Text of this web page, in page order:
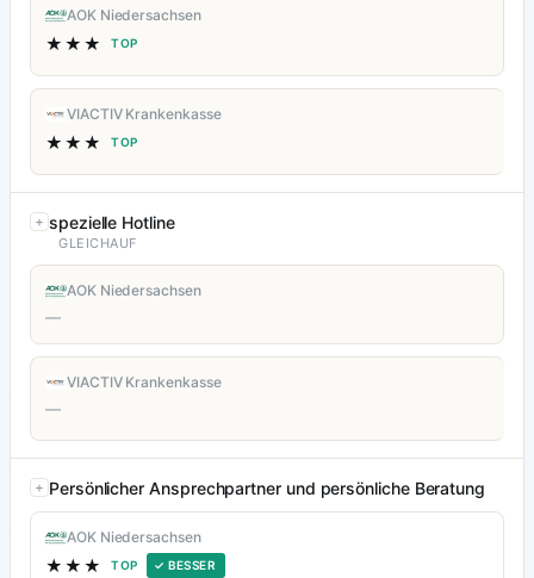
AOK Niedersachsen
★★★ TOP
VIACTIV Krankenkasse
★★★ TOP
spezielle Hotline
GLEICHAUF
AOK Niedersachsen
—
VIACTIV Krankenkasse
—
Persönlicher Ansprechpartner und persönliche Beratung
AOK Niedersachsen
★★★ TOP ✓ BESSER